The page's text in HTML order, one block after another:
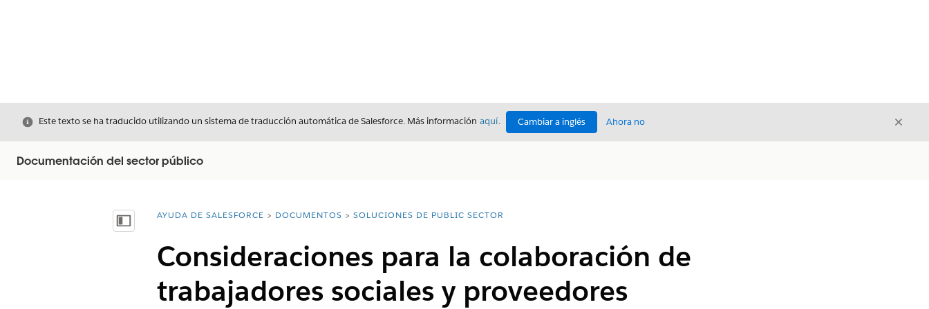
Cerrar
Este texto se ha traducido utilizando un sistema de traducción automática de Salesforce. Más información aquí. Cambiar a inglés Ahora no Cerrar
Documentación del sector público
Mostrar índice de materias
Usted está aquí:
AYUDA DE SALESFORCE DOCUMENTOS SOLUCIONES DE PUBLIC SECTOR
Consideraciones para la colaboración de
trabajadores sociales y proveedores